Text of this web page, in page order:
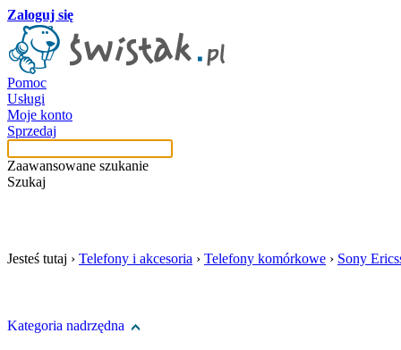
Zaloguj się
Pomoc
Usługi
Moje konto
Sprzedaj
Zaawansowane szukanie
Szukaj
Jesteś tutaj › Telefony i akcesoria › Telefony komórkowe › Sony
Kategoria nadrzędna